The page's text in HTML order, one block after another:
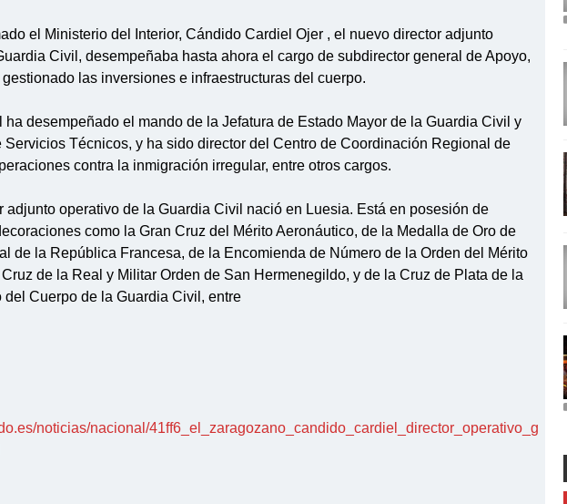
el Ministerio del Interior, Cándido Cardiel Ojer , el nuevo director adjunto
Civil, desempeñaba hasta ahora el cargo de subdirector general de Apoyo,
las inversiones e infraestructuras del cuerpo.
ha desempeñado el mando de la Jefatura de Estado Mayor de la Guardia Civil y
Servicios Técnicos, y ha sido director del Centro de Coordinación Regional de
contra la inmigración irregular, entre otros cargos.
adjunto operativo de la Guardia Civil nació en Luesia. Está en posesión de
como la Gran Cruz del Mérito Aeronáutico, de la Medalla de Oro de
de la República Francesa, de la Encomienda de Número de la Orden del Mérito
de la Real y Militar Orden de San Hermenegildo, y de la Cruz de Plata de la
del Cuerpo de la Guardia Civil, entre
noticias/nacional/41ff6_el_zaragozano_candido_cardiel_director_operativo_g